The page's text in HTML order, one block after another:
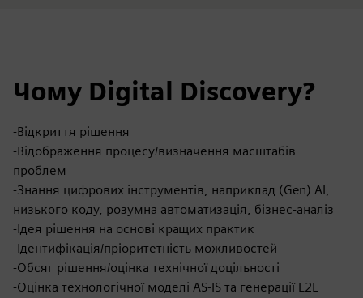
Чому Digital Discovery?
-Відкриття рішення
-Відображення процесу/визначення масштабів
проблем
-Знання цифрових інструментів, наприклад (Gen) AI,
низького коду, розумна автоматизація, бізнес-аналіз
-Ідея рішення на основі кращих практик
-Ідентифікація/пріоритетність можливостей
-Обсяг рішення/оцінка технічної доцільності
-Оцінка технологічної моделі AS-IS та генерації E2E